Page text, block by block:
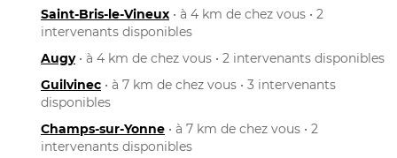
Saint-Bris-le-Vineux • à 4 km de chez vous • 2
intervenants disponibles
Augy• à 4 km de chez vous • 2 intervenants disponibles
Guilvinec • à 7 km de chez vous • 3 intervenants
disponibles
Champs-sur-Yonne • à 7 km de chez vous • 2
intervenants disponibles